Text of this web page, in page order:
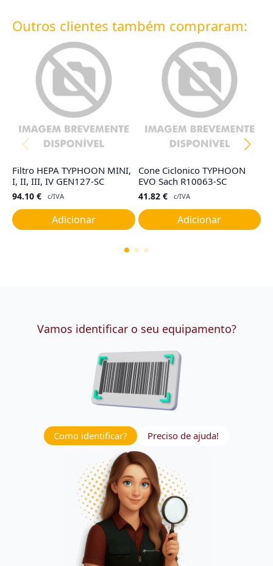
Outros clientes também compraram:
Filtro HEPA TYPHOON MINI,
I, II, III, IV GEN127-SC
94.10 € c/IVA
Adicionar
Cone Ciclonico TYPHOON
EVO Sach R10063-SC
41.82 € c/IVA
Adicionar
Vamos identificar o seu equipamento?
Como identificar? Preciso de ajuda!